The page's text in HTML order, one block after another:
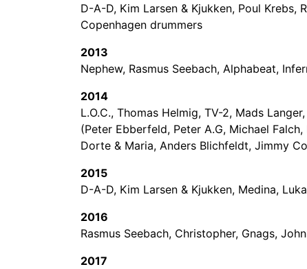
D-A-D, Kim Larsen & Kjukken, Poul Krebs,
Copenhagen drummers
2013
Nephew, Rasmus Seebach, Alphabeat,
2014
L.O.C., Thomas Helmig, TV-2, Mads
(Peter Ebberfeld, Peter A.G, Michael
Dorte & Maria, Anders Blichfeldt, Jimmy
2015
D-A-D, Kim Larsen & Kjukken, Medina,
2016
Rasmus Seebach, Christopher, Gnags,
2017